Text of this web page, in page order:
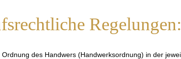
Regelungen:
des Handwers (Handwerksordnung) in der